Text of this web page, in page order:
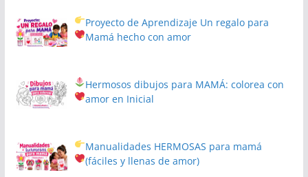
Proyecto de Aprendizaje Un regalo para
Mamá hecho con amor
Hermosos dibujos para MAMÁ: colorea con
amor en Inicial
Manualidades HERMOSAS para mamá
(fáciles y llenas de amor)